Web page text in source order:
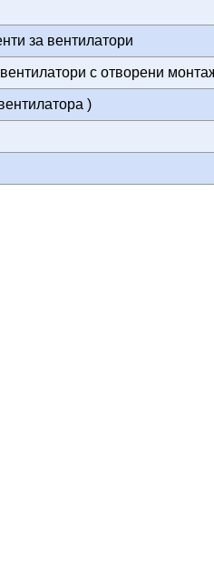
за вентилатори
с отворени
)